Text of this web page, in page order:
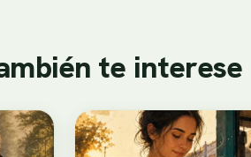
te interese